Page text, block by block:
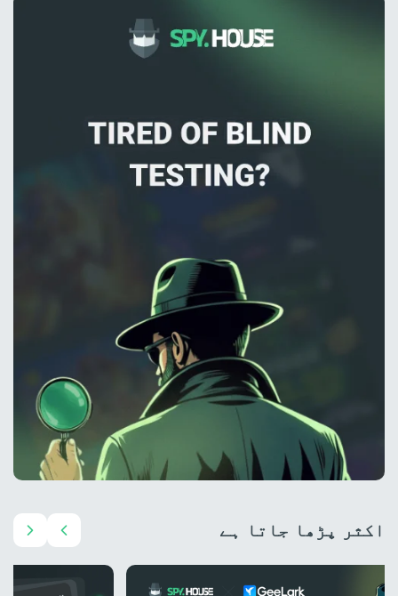
اکثر پڑھا جاتا ہے